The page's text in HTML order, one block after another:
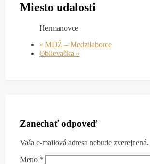
Miesto udalosti
Hermanovce
« MDŽ – Medzilaborce
Oblievačka »
Zanechať odpoveď
Vaša e-mailová adresa nebude zverejnená.
Meno *